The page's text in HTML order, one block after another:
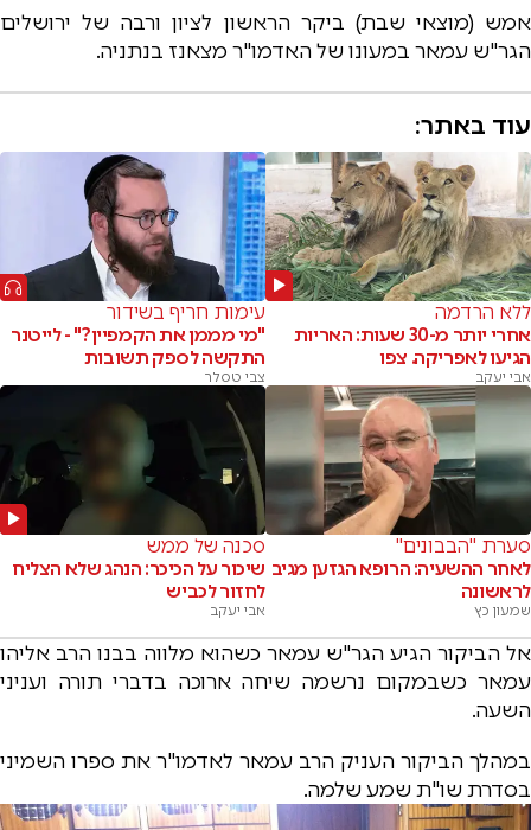
אמש (מוצאי שבת) ביקר הראשון לציון ורבה של ירושלים
הגר"ש עמאר במעונו של האדמו"ר מצאנז בנתניה.
עוד באתר:
ללא הרדמה
אחרי יותר מ-30 שעות: האריות
הגיעו לאפריקה. צפו
אבי יעקב
עימות חריף בשידור
"מי מממן את הקמפיין?" - לייטנר
התקשה לספק תשובות
צבי טסלר
סערת "הבבונים"
לאחר ההשעיה: הרופא הגזען מגיב
לראשונה
שמעון כץ
סכנה של ממש
שיכור על הכיכר: הנהג שלא הצליח
לחזור לכביש
אבי יעקב
אל הביקור הגיע הגר"ש עמאר כשהוא מלווה בבנו הרב אליהו
עמאר כשבמקום נרשמה שיחה ארוכה בדברי תורה ועניני
השעה.
במהלך הביקור העניק הרב עמאר לאדמו"ר את ספרו השמיני
בסדרת שו"ת שמע שלמה.